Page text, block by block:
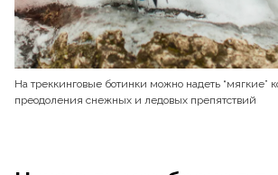
На треккинговые ботинки можно надеть “мягкие”
преодоления снежных и ледовых препятствий